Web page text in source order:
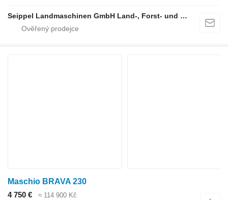
Seippel Landmaschinen GmbH Land-, Forst- und Gartentechnik
Maschio BRAVA 230
4 750 €
≈ 114 900 Kč